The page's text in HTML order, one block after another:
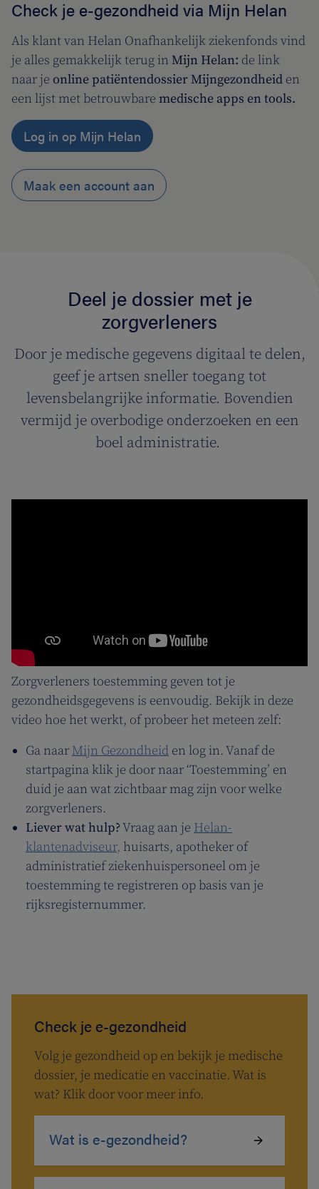
Check je e-gezondheid via Mijn Helan
Als klant van Helan Onafhankelijk ziekenfonds vind
je alles gemakkelijk terug in Mijn Helan: de link
naar je online patiëntendossier Mijngezondheid en
een lijst met betrouwbare medische apps en tools.
Log in op Mijn Helan
Maak een account aan
Deel je dossier met je
zorgverleners
Door je medische gegevens digitaal te delen,
geef je artsen sneller toegang tot
levensbelangrijke informatie. Bovendien
vermijd je overbodige onderzoeken en een
boel administratie.
Zorgverleners toestemming geven tot je
gezondheidsgegevens is eenvoudig. Bekijk in deze
video hoe het werkt, of probeer het meteen zelf:
Ga naar Mijn Gezondheid en log in. Vanaf de
startpagina klik je door naar ‘Toestemming’ en
duid je aan wat zichtbaar mag zijn voor welke
zorgverleners.
Liever wat hulp?Vraag aan je Helan-
klantenadviseur, huisarts, apotheker of
administratief ziekenhuispersoneel om je
toestemming te registreren op basis van je
rijksregisternummer.
Check je e-gezondheid
Volg je gezondheid op en bekijk je medische
dossier, je medicatie en vaccinatie. Wat is
wat? Klik door voor meer info.
Wat is e-gezondheid?